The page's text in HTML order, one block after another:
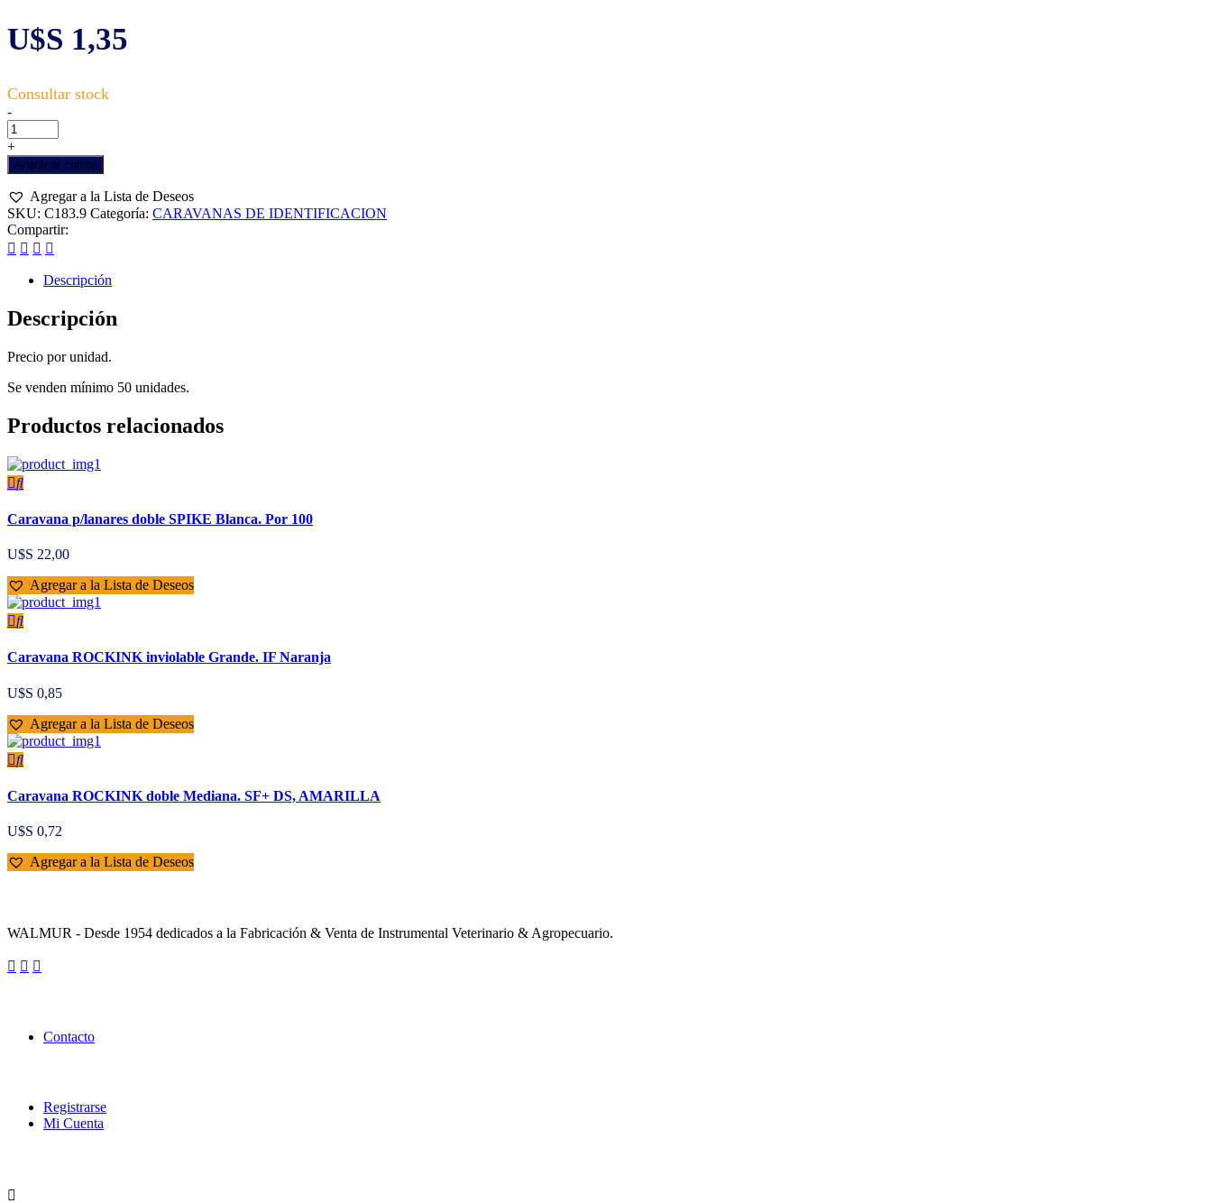
U$S 1,35
CARAVANA
ALLFLEX
N°7
MAXI
GRANDE
–
NARANJA
cantidad
-
+
Añadir al carrito
Agregar a la Lista de Deseos
SKU: C183.9 Categoría: CARAVANAS DE IDENTIFICACION
Compartir:
Descripción
Descripción
Precio por unidad.
Se venden mínimo 50 unidades.
Productos relacionados
Caravana p/lanares doble SPIKE Blanca. Por 100
U$S 22,00
Agregar a la Lista de Deseos
Caravana ROCKINK inviolable Grande. IF Naranja
U$S 0,85
Agregar a la Lista de Deseos
Caravana ROCKINK doble Mediana. SF+ DS, AMARILLA
U$S 0,72
Agregar a la Lista de Deseos
WALMUR - Desde 1954 dedicados a la Fabricación & Venta de Instrumental Veterinario & Agropecuario.
Contacto
Registrarse
Mi Cuenta